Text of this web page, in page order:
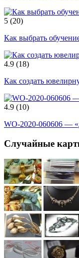
5 (20)
Как выбрать
4.9 (18)
Как создать
4.9 (10)
WO-2020-060606 —
Случайные